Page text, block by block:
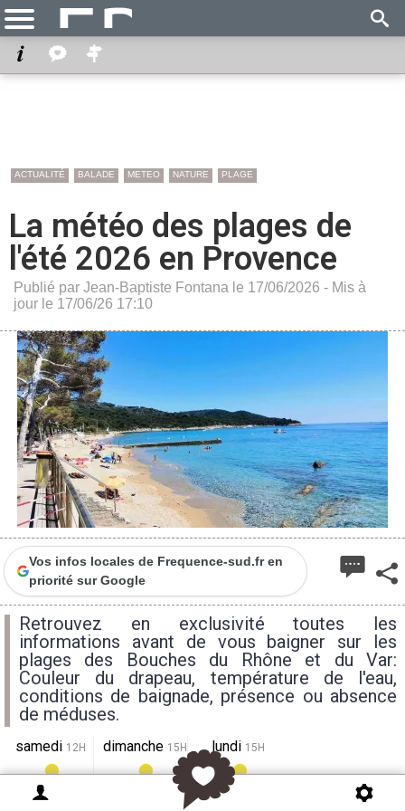
ACTUALITÉ BALADE METEO NATURE PLAGE
La météo des plages de
l'été 2026 en Provence
Publié par Jean-Baptiste Fontana le 17/06/2026 - Mis à
jour le 17/06/26 17:10
Vos infos locales de Frequence-sud.fr en
priorité sur Google
Retrouvez en exclusivité toutes les
informations avant de vous baigner sur les
plages des Bouches du Rhône et du Var:
Couleur du drapeau, température de l'eau,
conditions de baignade, présence ou absence
de méduses.
samedi 12H
34°
dimanche 15H lundi 15H